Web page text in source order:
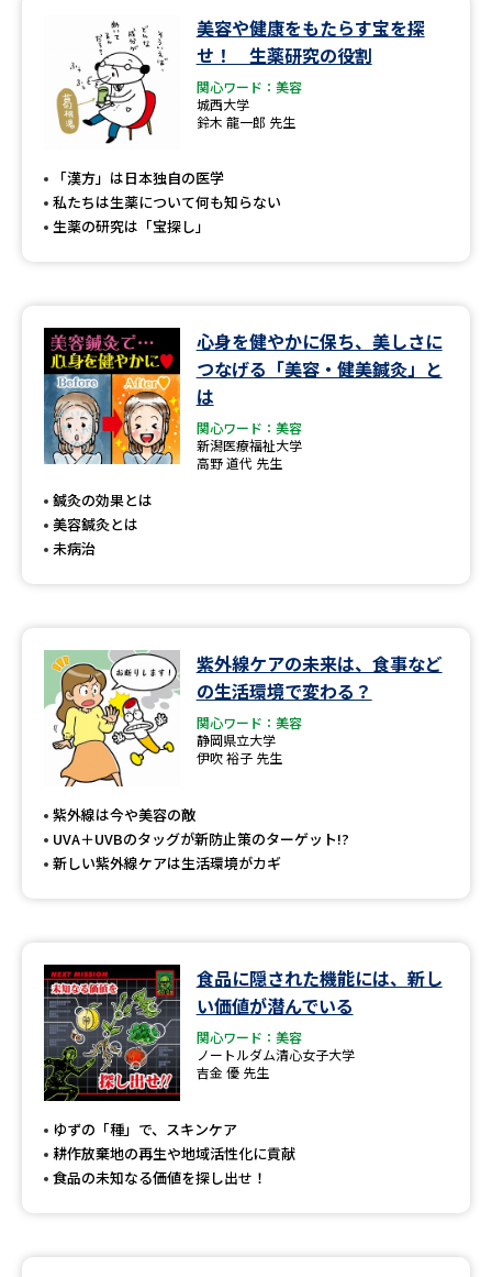
美容や健康をもたらす宝を探
せ！ 生薬研究の役割
関心ワード：美容
城西大学
鈴木 龍一郎 先生
「漢方」は日本独自の医学
私たちは生薬について何も知らない
生薬の研究は「宝探し」
心身を健やかに保ち、美しさに
つなげる「美容・健美鍼灸」と
は
関心ワード：美容
新潟医療福祉大学
高野 道代 先生
鍼灸の効果とは
美容鍼灸とは
未病治
紫外線ケアの未来は、食事など
の生活環境で変わる？
関心ワード：美容
静岡県立大学
伊吹 裕子 先生
紫外線は今や美容の敵
UVA＋UVBのタッグが新防止策のターゲット!?
新しい紫外線ケアは生活環境がカギ
食品に隠された機能には、新し
い価値が潜んでいる
関心ワード：美容
ノートルダム清心女子大学
吉金 優 先生
ゆずの「種」で、スキンケア
耕作放棄地の再生や地域活性化に貢献
食品の未知なる価値を探し出せ！